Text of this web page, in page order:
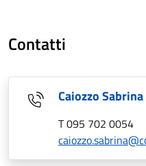
Contatti
Caiozzo Sabrina
T 095 702 0054